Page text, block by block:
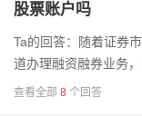
股票账户吗
Ta的回答：随着证券
道办理融资融券业务
资开户？融资开户是
查看全部 8 个回答